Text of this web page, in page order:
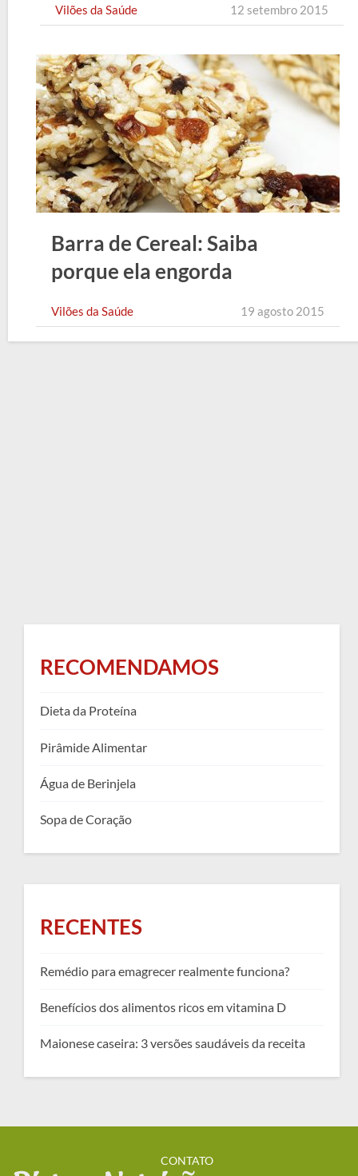
Vilões da Saúde 12 setembro 2015
Barra de Cereal: Saiba
porque ela engorda
Vilões da Saúde 19 agosto 2015
RECOMENDAMOS
Dieta da Proteína
Pirâmide Alimentar
Água de Berinjela
Sopa de Coração
RECENTES
Remédio para emagrecer realmente funciona?
Benefícios dos alimentos ricos em vitamina D
Maionese caseira: 3 versões saudáveis da receita
CONTATO